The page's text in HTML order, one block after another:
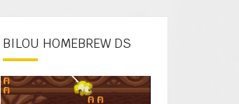
BILOU HOMEBREW DS